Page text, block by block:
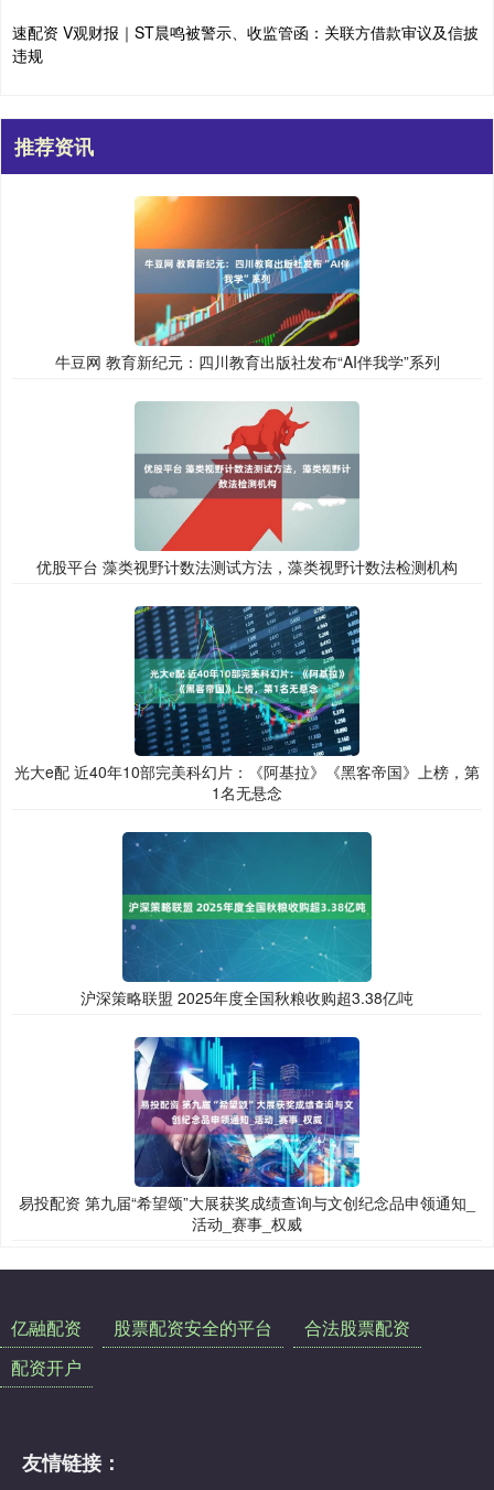
速配资 V观财报｜ST晨鸣被警示、收监管函：关联方借款审议及信披
违规
推荐资讯
牛豆网 教育新纪元：四川教育出版社发布“AI伴我学”系列
优股平台 藻类视野计数法测试方法，藻类视野计数法检测机构
光大e配 近40年10部完美科幻片：《阿基拉》《黑客帝国》上榜，第
1名无悬念
沪深策略联盟 2025年度全国秋粮收购超3.38亿吨
易投配资 第九届“希望颂”大展获奖成绩查询与文创纪念品申领通知_
活动_赛事_权威
亿融配资 股票配资安全的平台
合法股票配资
配资开户
友情链接：